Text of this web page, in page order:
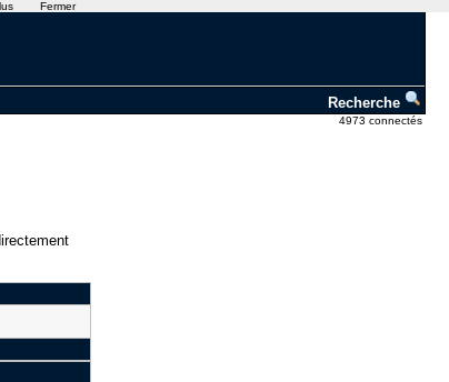
Recherche
4973 connectés
Fermer